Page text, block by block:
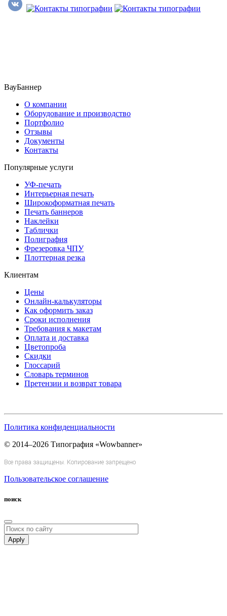
ВауБаннер
О компании
Оборудование и производство
Портфолио
Отзывы
Документы
Контакты
Популярные услуги
УФ-печать
Интерьерная печать
Широкоформатная печать
Печать баннеров
Наклейки
Таблички
Полиграфия
Фрезеровка ЧПУ
Плоттерная резка
Клиентам
Цены
Онлайн-калькуляторы
Как оформить заказ
Сроки исполнения
Требования к макетам
Оплата и доставка
Цветопроба
Скидки
Глоссарий
Словарь терминов
Претензии и возврат товара
Политика конфиденциальности
© 2014–2026 Типография «Wowbanner»
Все права защищены. Копирование запрещено
Пользовательское соглашение
поиск